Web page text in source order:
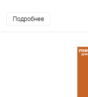
Подробнее